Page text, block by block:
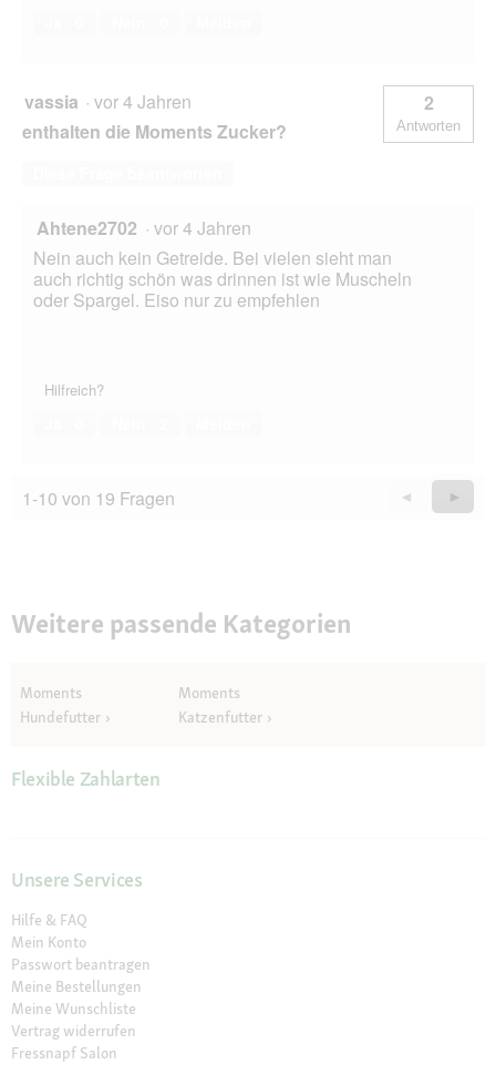
vassia · vor 4 Jahren
enthalten die Moments Zucker?
2
Antworten
Ahtene2702 · vor 4 Jahren
Nein auch kein Getreide. Bei vielen sieht man
auch richtig schön was drinnen ist wie Muscheln
oder Spargel. Eiso nur zu empfehlen
Hilfreich?
1-10 von 19 Fragen
Zurück
Questions
◄
Weiter
►
Weitere passende Kategorien
Moments
Hundefutter
Moments
Katzenfutter
Flexible Zahlarten
Unsere Services
Hilfe & FAQ
Mein Konto
Passwort beantragen
Meine Bestellungen
Meine Wunschliste
Vertrag widerrufen
Fressnapf Salon